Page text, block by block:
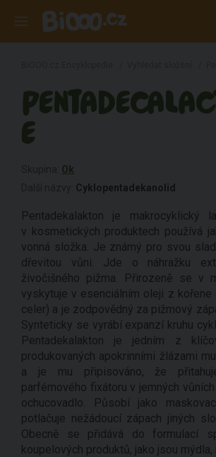
E
Ok
Cyklopentadekanolid
Pentadekalakton je makrocyklický
v kosmetických produktech používá
vonná složka. Je známý pro svou
dřevitou vůni. Jde o náhražku
živočišného pižma. Přirozeně se v
vyskytuje v esenciálním oleji z kořene
celer) a je zodpovědný za pižmový
Synteticky se vyrábí expanzí kruhu
Pentadekalakton je jedním z
produkovaných apokrinními žlázami
a je mu připisováno, že
parfémového fixátoru v jemných
ochucovadlo. Působí jako
potlačuje nežádoucí zápach jiných
Obecně se přidává do formulací
koupelových produktů, jako jsou